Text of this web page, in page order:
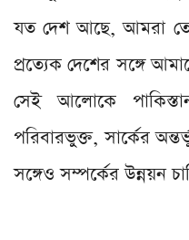
যত দেশ আছে, আমরা তো
প্রত্যেক দেশের সঙ্গে
সেই আলোকে
পরিবারভুক্ত, সার্কের
সঙ্গেও সম্পর্কের উন্নয়ন